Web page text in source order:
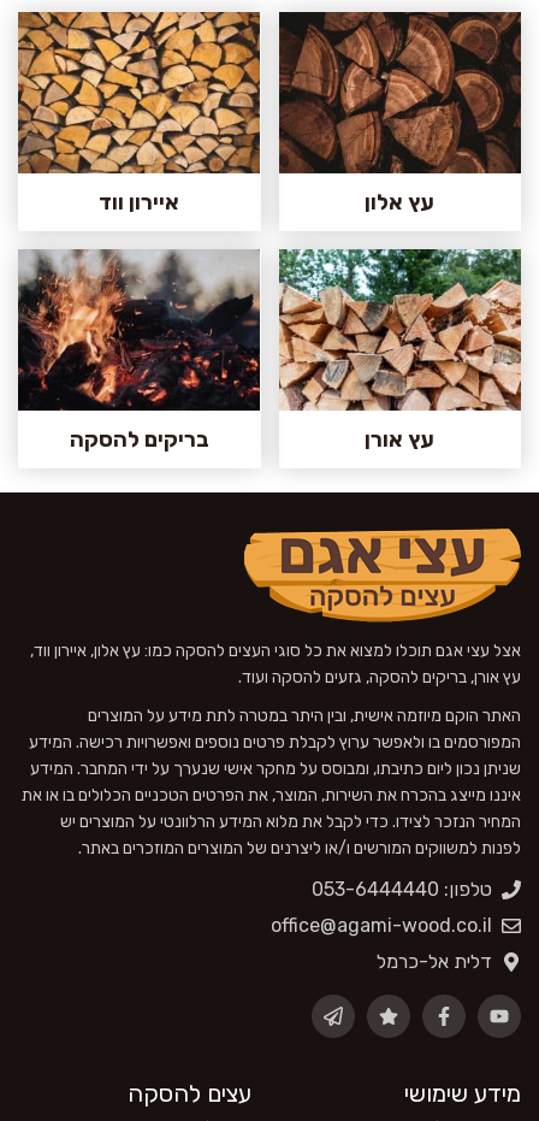
עץ אלון איירון ווד
עץ אורן בריקים להסקה
אצל עצי אגם תוכלו למצוא את כל סוגי העצים להסקה כמו: עץ אלון, איירון ווד,
עץ אורן, בריקים להסקה, גזעים להסקה ועוד.
האתר הוקם מיוזמה אישית, ובין היתר במטרה לתת מידע על המוצרים
המפורסמים בו ולאפשר ערוץ לקבלת פרטים נוספים ואפשרויות רכישה. המידע
שניתן נכון ליום כתיבתו, ומבוסס על מחקר אישי שנערך על ידי המחבר. המידע
איננו מייצג בהכרח את השירות, המוצר, את הפרטים הטכניים הכלולים בו או את
המחיר הנזכר לצידו. כדי לקבל את מלוא המידע הרלוונטי על המוצרים יש
לפנות למשווקים המורשים ו/או ליצרנים של המוצרים המוזכרים באתר.
טלפון: 053-6444440
office@agami-wood.co.il
דלית אל-כרמל
מידע שימושי עצים להסקה